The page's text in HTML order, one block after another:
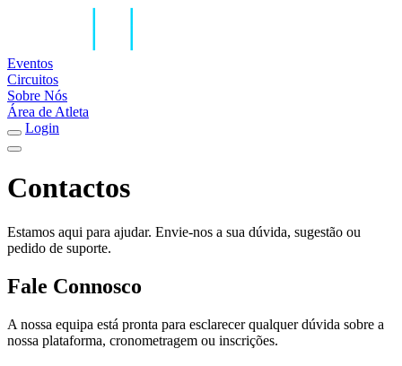
Eventos
Circuitos
Sobre Nós
Área de Atleta
Login
Contactos
Estamos aqui para ajudar. Envie-nos a sua dúvida, sugestão ou
pedido de suporte.
Fale Connosco
A nossa equipa está pronta para esclarecer qualquer dúvida sobre a
nossa plataforma, cronometragem ou inscrições.